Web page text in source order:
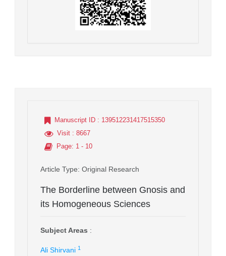
Manuscript ID : 139512231417515350
Visit : 8667
Page: 1 - 10
Article Type: Original Research
The Borderline between Gnosis and
its Homogeneous Sciences
Subject Areas :
Ali Shirvani 1